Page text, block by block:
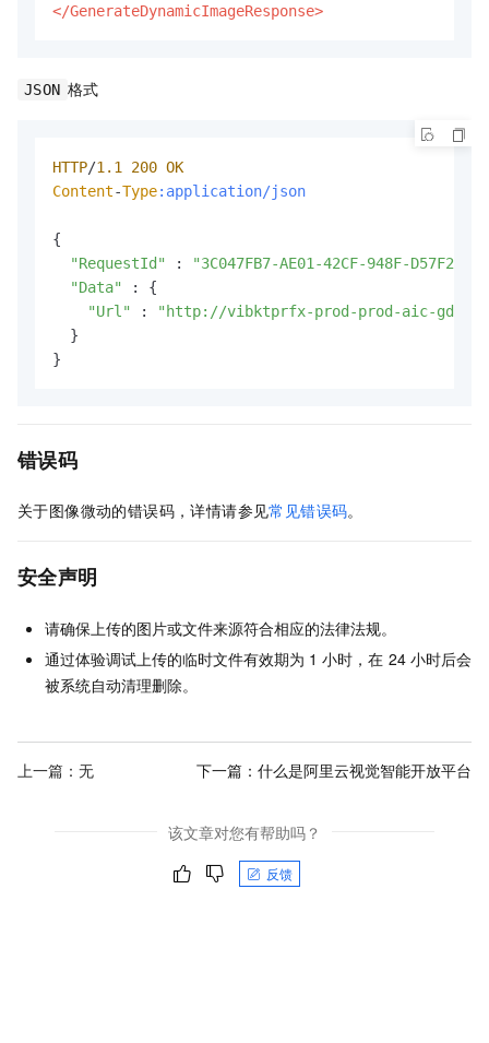
</GenerateDynamicImageResponse>
JSON 格式
HTTP/1.1 200 OK
Content-Type:application/json
{
"RequestId"
:
"3C047FB7-AE01-42CF-948F-
"Data"
: {
"Url"
:
"http://vibktprfx-prod-prod-aic-gd-cn-
  }
}
错误码
关于图像微动的错误码，详情请参见常见错误码。
安全声明
请确保上传的图片或文件来源符合相应的法律法规。
通过体验调试上传的临时文件有效期为 1 小时，在 24 小时后会
被系统自动清理删除。
上一篇：无 下一篇： 什么是阿里云视觉智能开放平台
该文章对您有帮助吗？
反馈